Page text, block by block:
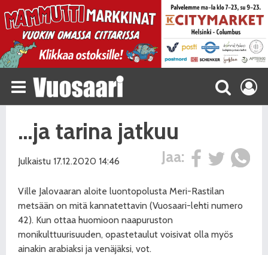
…ja tarina jatkuu
Jaa:
Julkaistu 17.12.2020 14:46
Ville Jalovaaran aloite luontopolusta Meri-Rastilan
metsään on mitä kannatettavin (Vuosaari-lehti numero
42). Kun ottaa huomioon naapuruston
monikulttuurisuuden, opastetaulut voisivat olla myös
ainakin arabiaksi ja venäjäksi, vot.